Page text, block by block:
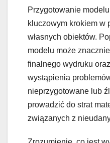
Przygotowanie
kluczowym krokiem w
własnych obiektów.
modelu może
finalnego wydruku
wystąpienia
nieprzygotowane lub
prowadzić do strat
związanych z